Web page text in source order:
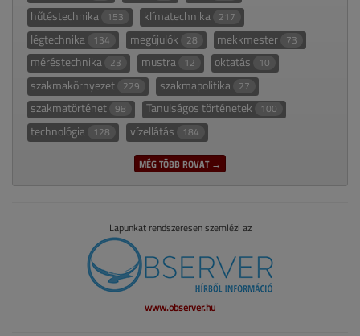
hűtéstechnika 153 klímatechnika 217
légtechnika 134 megújulók 28 mekkmester 73
méréstechnika 23 mustra 12 oktatás 10
szakmakörnyezet 229 szakmapolitika 27
szakmatörténet 98 Tanulságos történetek 100
technológia 128 vízellátás 184
MÉG TÖBB ROVAT →
Lapunkat rendszeresen szemlézi az
www.observer.hu